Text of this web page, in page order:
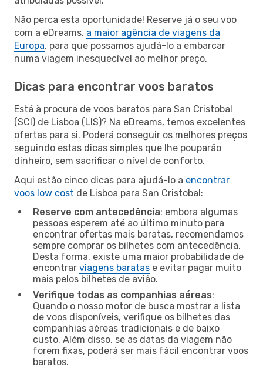
Não perca esta oportunidade! Reserve já o seu voo
com a eDreams, a maior agência de viagens da
Europa, para que possamos ajudá-lo a embarcar
numa viagem inesquecível ao melhor preço.
Dicas para encontrar voos baratos
Está à procura de voos baratos para San Cristobal
(SCI) de Lisboa (LIS)? Na eDreams, temos excelentes
ofertas para si. Poderá conseguir os melhores preços
seguindo estas dicas simples que lhe pouparão
dinheiro, sem sacrificar o nível de conforto.
Aqui estão cinco dicas para ajudá-lo a encontrar
voos low cost de Lisboa para San Cristobal:
Reserve com antecedência: embora algumas
pessoas esperem até ao último minuto para
encontrar ofertas mais baratas, recomendamos
sempre comprar os bilhetes com antecedência.
Desta forma, existe uma maior probabilidade de
encontrar viagens baratas e evitar pagar muito
mais pelos bilhetes de avião.
Verifique todas as companhias aéreas:
Quando o nosso motor de busca mostrar a lista
de voos disponíveis, verifique os bilhetes das
companhias aéreas tradicionais e de baixo
custo. Além disso, se as datas da viagem não
forem fixas, poderá ser mais fácil encontrar voos
baratos.